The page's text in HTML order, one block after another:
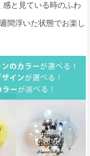
と見ている時のふわ
間浮いた状態でお楽し